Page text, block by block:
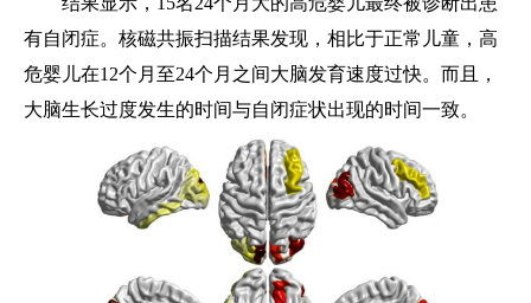
有自闭症。核磁共振扫描结果发现，相比于正常儿童，高
危婴儿在12个月至24个月之间大脑发育速度过快。而且，
大脑生长过度发生的时间与自闭症状出现的时间一致。